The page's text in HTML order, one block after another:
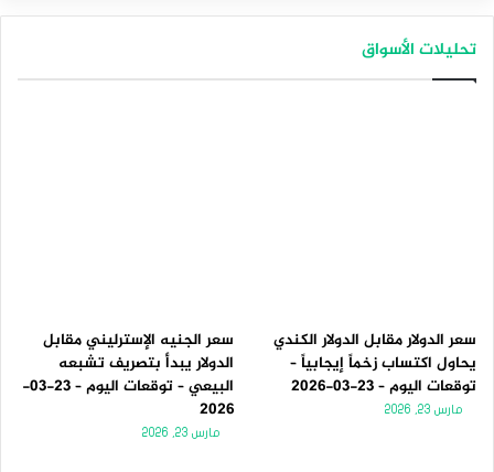
تحليلات الأسواق
سعر الدولار مقابل الدولار الكندي
يحاول اكتساب زخماً إيجابياً –
توقعات اليوم – 23-03-2026
مارس 23, 2026
سعر الجنيه الإسترليني مقابل
الدولار يبدأ بتصريف تشبعه
البيعي – توقعات اليوم – 23-03-
2026
مارس 23, 2026